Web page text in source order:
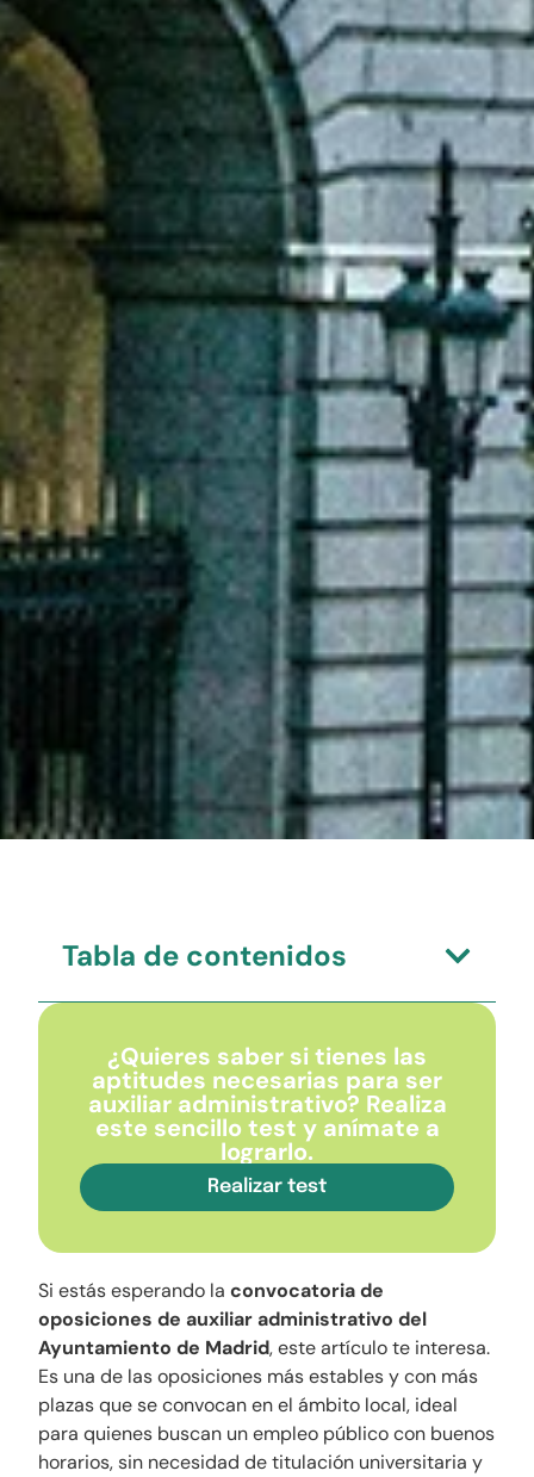
Tabla de contenidos
¿Quieres saber si tienes las
aptitudes necesarias para ser
auxiliar administrativo? Realiza
este sencillo test y anímate a
lograrlo.
Realizar test
Si estás esperando laconvocatoria de
oposiciones de auxiliar administrativo del
Ayuntamiento de Madrid, este artículo te interesa.
Es una de las oposiciones más estables y con más
plazas que se convocan en el ámbito local, ideal
para quienes buscan un empleo público con buenos
horarios, sin necesidad de titulación universitaria y